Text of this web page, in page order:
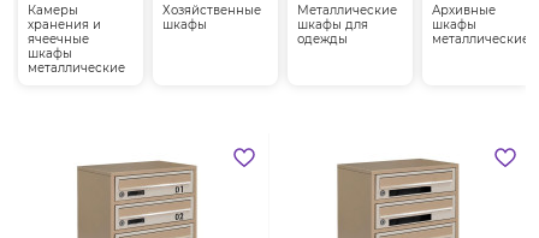
Камеры
хранения и
ячеечные
шкафы
металлические
Хозяйственные
шкафы
Металлические
шкафы для
одежды
Архивные
шкафы
металлические